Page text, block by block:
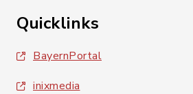
Quicklinks
BayernPortal
inixmedia